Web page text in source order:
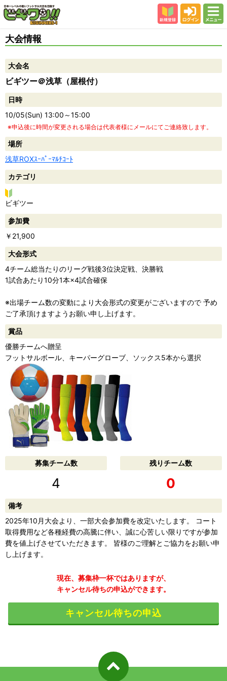
会場
スタッフ紹介
よくある質問
参加者の声
大会情報
大会名
ビギツー＠浅草（屋根付）
日時
10/05(Sun) 13:00～15:00
※申込後に時間が変更される場合は代表者様にメールにてご連絡致します。
場所
浅草ROXｽｰﾊﾟｰﾏﾙﾁｺｰﾄ
カテゴリ
ビ
ギ
ツ
ー
ビギツー
参加費
￥21,900
大会形式
4チーム総当たりのリーグ戦後3位決定戦、決勝戦
1試合あたり10分1本×4試合確保
※出場チーム数の変動により大会形式の変更がございますので 予め
ご了承頂けますようお願い申し上げます。
賞品
優勝チームへ贈呈
フットサルボール、キーパーグローブ、ソックス5本から選択
募集チーム数
4
残りチーム数
0
備考
2025年10月大会より、一部大会参加費を改定いたします。 コート
取得費用など各種経費の高騰に伴い、誠に心苦しい限りですが参加
費を値上げさせていただきます。 皆様のご理解とご協力をお願い申
し上げます。
現在、募集枠一杯ではありますが、
キャンセル待ちの申込ができます。
キャンセル待ちの申込